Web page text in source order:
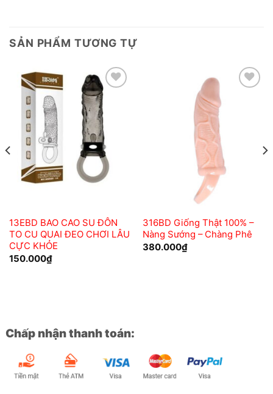
SẢN PHẨM TƯƠNG TỰ
Add to
wishlist
13EBD BAO CAO SU ĐÔN
TO CU QUAI ĐEO CHƠI LÂU
CỰC KHỎE
150.000₫
316BD Giống Thật 100% –
Nàng Sướng – Chàng Phê
380.000₫
Chấp nhận thanh toán: